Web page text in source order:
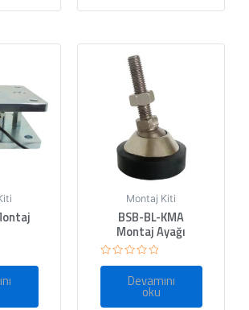
Montaj Kiti
BSB-BL-KMA
Montaj Ayağı
5
üzerinden
aldı
Devamını
oku